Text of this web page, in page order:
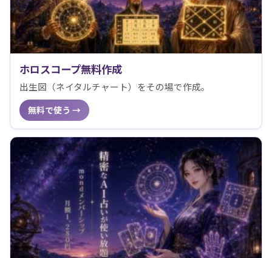
ホロスコープ無料作成
出生図（ネイタルチャート）をその場で作成。
無料で使う →